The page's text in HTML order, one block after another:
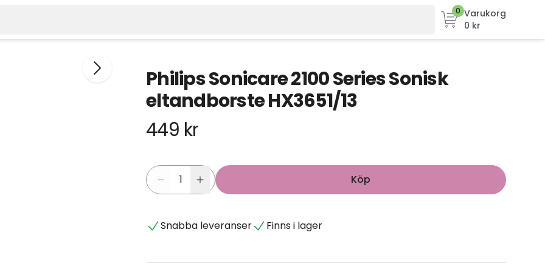
0 Varukorg
0 kr
Philips Sonicare 2100 Series Sonisk
eltandborste HX3651/13
449 kr
Köp
Snabba leveranser Finns i lager